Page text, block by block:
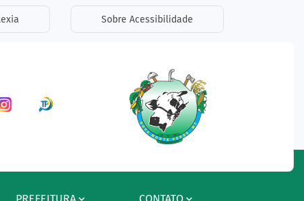
Sobre Acessibilidade
a Rede Social Facebook
a Rede Social Instagram
Acessar a Rede Social Radar